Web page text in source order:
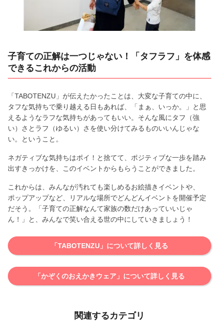
子育ての正解は一つじゃない！「タフラフ」を体感
できるこれからの活動
「TABOTENZU」が伝えたかったことは、大変な子育ての中に、
タフな気持ちで乗り越える日もあれば、「まぁ、いっか。」と思
えるようなラフな気持ちがあってもいい。そんな風にタフ（強
い）さとラフ（ゆるい）さを使い分けてみるものいいんじゃな
い。ということ。
ネガティブな気持ちはポイ！と捨てて、ポジティブな一歩を踏み
出すきっかけを、このイベントからもらうことができました。
これからは、みんなが汚れても楽しめるお絵描きイベントや、
ポップアップなど、リアルな場所でどんどんイベントを開催予定
だそう。「子育ての正解なんて家族の数だけあっていいじゃ
ん！」と、みんなで笑い合える世の中にしていきましょう！
「TABOTENZU」について詳しく見る
「かぞくのおえかきウェア」について詳しく見る
関連するカテゴリ